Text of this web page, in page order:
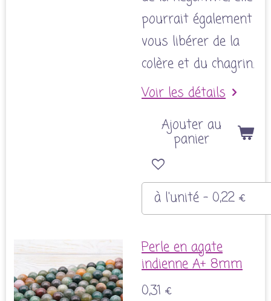
pourrait également
vous libérer de la
colère et du chagrin.
Voir les détails
Ajouter au
panier
Perle en agate
indienne A+ 8mm
0,31 €